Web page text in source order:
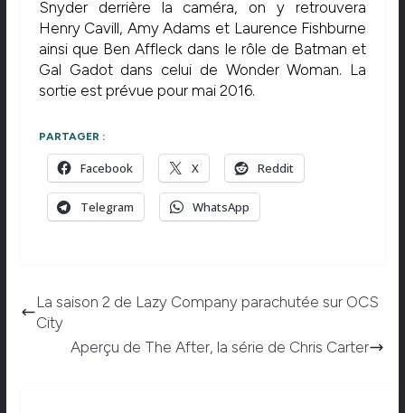
Snyder derrière la caméra, on y retrouvera
Henry Cavill, Amy Adams et Laurence Fishburne
ainsi que Ben Affleck dans le rôle de Batman et
Gal Gadot dans celui de Wonder Woman. La
sortie est prévue pour mai 2016.
PARTAGER :
Facebook X Reddit
Telegram WhatsApp
La saison 2 de Lazy Company parachutée sur OCS
City
Aperçu de The After, la série de Chris Carter